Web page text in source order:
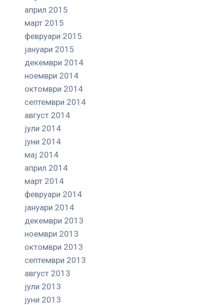
април 2015
март 2015
февруари 2015
јануари 2015
декември 2014
ноември 2014
октомври 2014
септември 2014
август 2014
јули 2014
јуни 2014
мај 2014
април 2014
март 2014
февруари 2014
јануари 2014
декември 2013
ноември 2013
октомври 2013
септември 2013
август 2013
јули 2013
јуни 2013